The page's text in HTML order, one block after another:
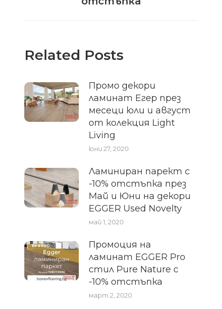
Related Posts
Промо декори
ламинат Егер през
месеци юли и август
от колекция Light
Living
юни 27, 2020
Ламиниран парект с
-10% отстъпка през
Май и Юни на декори
EGGER Used Novelty
май 1, 2020
Промоция на
ламинат EGGER Pro
стил Pure Nature с
-10% отстъпка
март 2, 2020